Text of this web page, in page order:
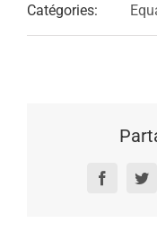
Catégories:
Facebook